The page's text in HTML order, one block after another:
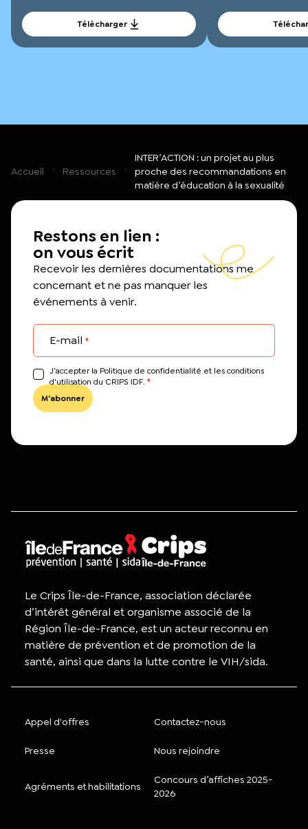
Télécharger
Accueil Ressources
INTER’ACTION : un projet au plus
proche des recommandations en
matière d’éducation à la sexualité
Restons en lien :
on vous écrit
Recevoir les dernières documentations me
concernant et ne pas manquer les
événements à venir.
E-mail *
J’accepter la Politique de confidentialité et les conditions
d'utilisation du CRIPS IDF. *
Le Crips Île-de-France, association déclarée
d’intérêt général et organisme associé de la
Région Île-de-France, est un acteur reconnu en
matière de prévention et de promotion de la
santé, ainsi que dans la lutte contre le VIH/sida.
Appel d'offres Contactez-nous
Presse Nous rejoindre
Agréments et habilitations
Concours d’affiches 2025-
2026